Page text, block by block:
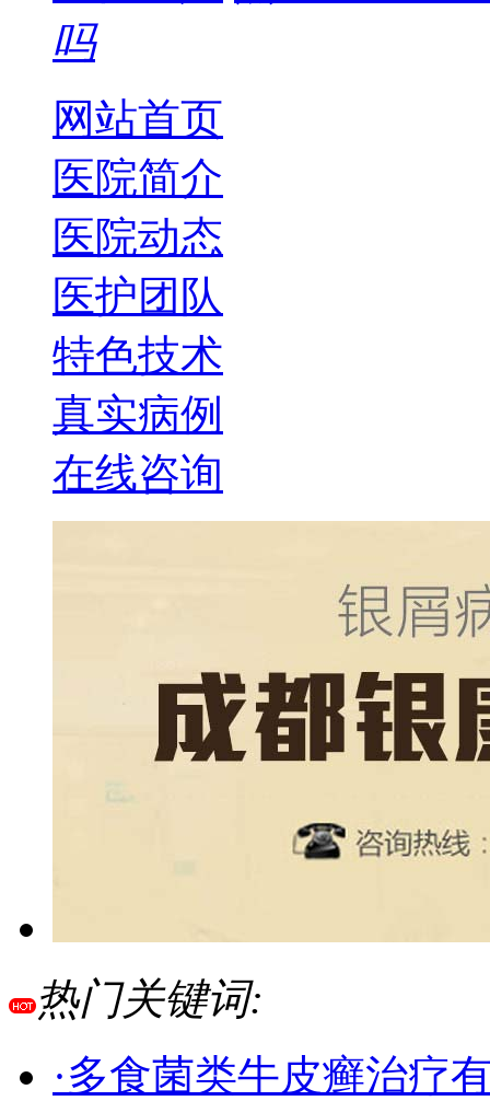
吗
网站首页
医院简介
医院动态
医护团队
特色技术
真实病例
在线咨询
热门关键词:
·多食菌类牛皮癣治疗